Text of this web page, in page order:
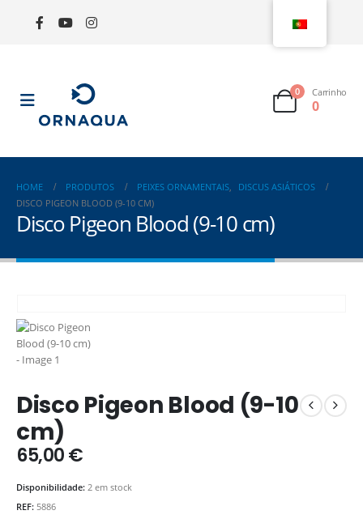
0 Carrinho
0
HOME PRODUTOS PEIXES ORNAMENTAIS,
DISCUS ASIÁTICOS
DISCO PIGEON BLOOD (9-10 CM)
Disco Pigeon Blood (9-10 cm)
Disco Pigeon Blood (9-10
cm)
65,00€
Disponibilidade: 2 em stock
REF: 5886